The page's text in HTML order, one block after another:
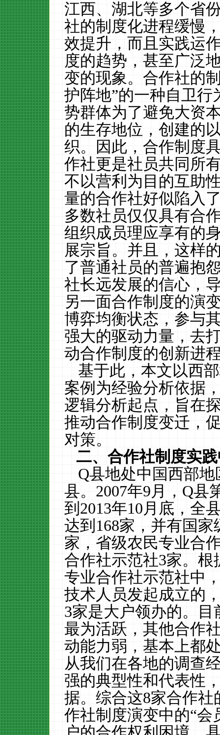
江西、湖北等多个省
社的制度化进程缓慢
效提升，而且实践运
度的趋势，甚至广泛
变的现象。合作社的
护阵地”的一种自卫行
势群体为了避免大资
的生存地位，创建的
织。因此，合作制度
作社更是社员共同所
不以营利为目的互助
量的合作社好似陷入
多数社员仅仅具有合
组织成员理应享有的
展宗旨。并且，这样
了普通社员的普遍抱
社长远发展的信心，
另一面合作制度的演
博弈均衡状态，参与
强大的驱动力量，去
动合作制度的创新进
基于此，本文以西
案例为经验分析依据
逻辑分析起点，旨在
推动合作制度变迁，
对策。
二、合作社制度实
Q县地处中国西部
县。2007年9月，Q县
到2013年10月底，全
达到168家，并有国家
家，省级农民专业合
合作社示范社3家。根
专业合作社示范社中
技术人员发起成立的
3家是大户领办的。目
最为活跃，其他合作
动能力弱，基本上都
从我们在各地的调查
强的典型性和代表性
据。综合这8家合作社
作社制度演变中的“会